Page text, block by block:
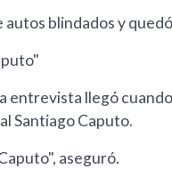
blindados y
entrevista llegó
Santiago Caputo.
aseguró.